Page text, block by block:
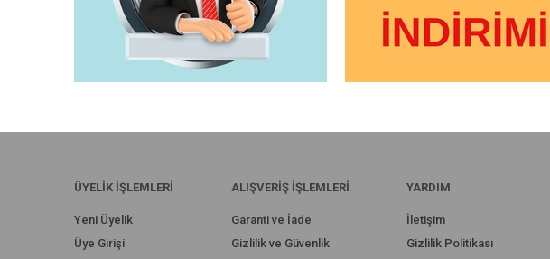
ÜYELİK İŞLEMLERİ
Yeni Üyelik
Üye Girişi
ALIŞVERİŞ İŞLEMLERİ
Garanti ve İade
Gizlilik ve Güvenlik
YARDIM
İletişim
Gizlilik Politikası